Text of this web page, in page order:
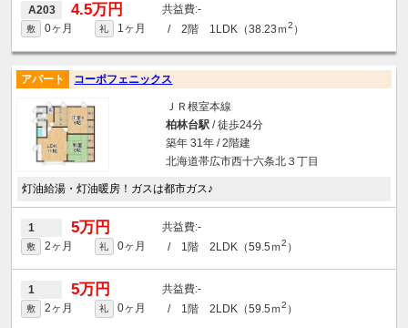
A203 4.5万円 -
敷 0ヶ月 礼 1ヶ月 / 2階 1LDK（38.23ｍ2 ）
アパート コーポフェニックス
ＪＲ根室本線
柏林台駅/ 徒歩24分
築年 31年 / 2階建
北海道帯広市西十六条北３丁目
灯油給湯・灯油暖房！ガスは都市ガス♪
1 5万円 -
敷 2ヶ月 礼 0ヶ月 / 1階 2LDK（59.5ｍ2 ）
1 5万円 -
敷 2ヶ月 礼 0ヶ月 / 1階 2LDK（59.5ｍ2 ）